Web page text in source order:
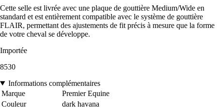
Cette selle est livrée avec une plaque de gouttière Medium/Wide en
standard et est entièrement compatible avec le système de gouttière
FLAIR, permettant des ajustements de fit précis à mesure que la forme
de votre cheval se développe.
Importée
8530
Informations complémentaires
Marque
Premier Equine
Couleur
dark havana